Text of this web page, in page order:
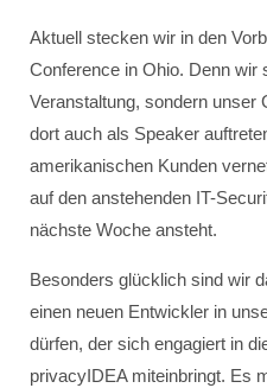
Aktuell stecken wir in den
Conference in Ohio. Denn wir
Veranstaltung, sondern unser
dort auch als Speaker
amerikanischen Kunden
auf den anstehenden IT-
nächste Woche ansteht.
Besonders glücklich sind wir
einen neuen Entwickler in
dürfen, der sich engagiert in
privacyIDEA miteinbringt. Es